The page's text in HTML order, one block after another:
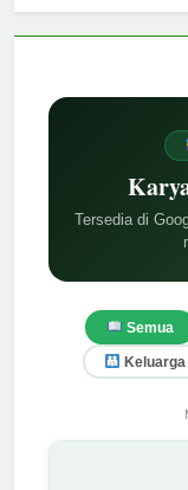
Tersedia di
Semua
Keluarga